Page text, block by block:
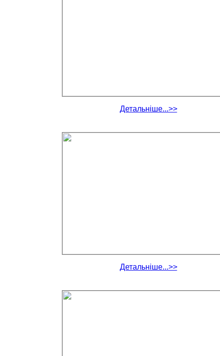
Детальніше...>>
Детальніше...>>